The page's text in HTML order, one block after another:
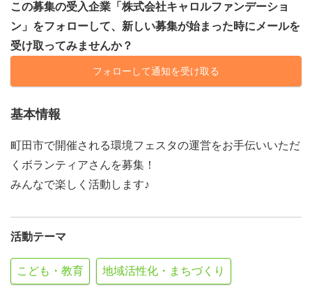
この募集の受入企業「株式会社キャロルファンデーショ
ン」をフォローして、新しい募集が始まった時にメールを
受け取ってみませんか？
フォローして通知を受け取る
基本情報
町田市で開催される環境フェスタの運営をお手伝いいただ
くボランティアさんを募集！
みんなで楽しく活動します♪
活動テーマ
こども・教育 地域活性化・まちづくり